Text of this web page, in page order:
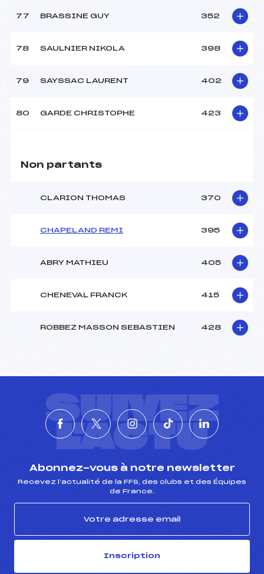
77 BRASSINE GUY 352
78 SAULNIER NIKOLA 398
79 SAYSSAC LAURENT 402
80 GARDE CHRISTOPHE 423
Non partants
CLARION THOMAS 370
CHAPELAND REMI 395
ABRY MATHIEU 405
CHENEVAL FRANCK 415
ROBBEZ MASSON SEBASTIEN 428
SUIVEZ
L'ACTU
Abonnez-vous à notre newsletter
Recevez l’actualité de la FFS, des clubs et des Équipes
de France.
Inscription